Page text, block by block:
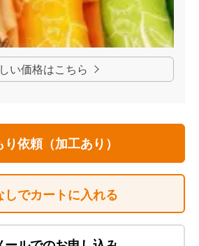
い価格はこちら
り依頼（加工あり）
しでカートに入れる